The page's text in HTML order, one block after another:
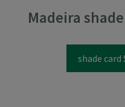
Madeira
shade card